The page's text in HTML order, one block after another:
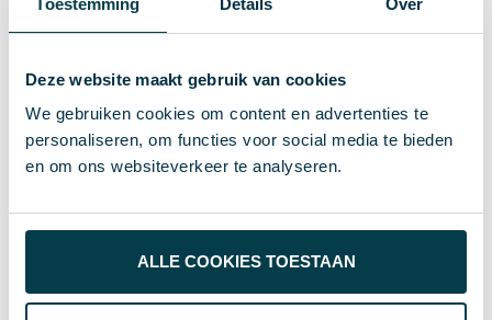
Deze website maakt gebruik van cookies
We gebruiken cookies om content en advertenties te
personaliseren, om functies voor social media te bieden
en om ons websiteverkeer te analyseren.
ALLE COOKIES TOESTAAN
Artikelnummer 29941
Materiaal